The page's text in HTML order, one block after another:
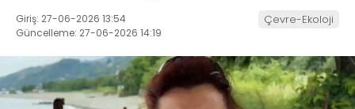
Giriş: 27-06-2026 13:54
Güncelleme: 27-06-2026 14:19
Çevre-Ekoloji